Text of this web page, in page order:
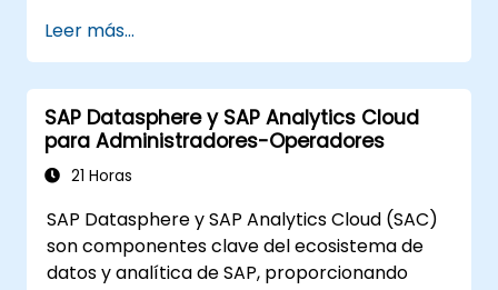
aprovisionamiento y los contratos.
Optimizar los flujos de trabajo de
adquisición y los procesos de
cumplimiento normativo.
Integrar SAP Ariba con los sistemas ERP
existentes para garantizar operaciones
Leer más...
SAP Datasphere y SAP Analytics Cloud
para Administradores-Operadores
21 Horas
SAP Datasphere y SAP Analytics Cloud (SAC)
son componentes clave del ecosistema de
datos y analítica de SAP, proporcionando